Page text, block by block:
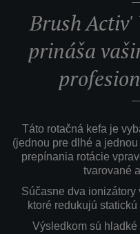
Brush
prináša
Táto rotačná kefa je
(jednou pre dlhé a
prepínania rotácie
tvarované
Súčasne dva ionizátory
ktoré redukujú
Výsledkom sú